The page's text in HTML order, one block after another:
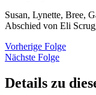
Susan, Lynette, Bree,
Abschied von Eli
Vorherige Folge
Nächste Folge
Details zu